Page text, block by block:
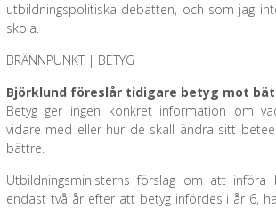
utbildningspolitiska debatten, och som jag
skola.
BRÄNNPUNKT | BETYG
Björklund föreslår tidigare betyg mot
Betyg ger ingen konkret information om
vidare med eller hur de skall ändra sitt
bättre.
Utbildningsministerns förslag om att
endast två år efter att betyg infördes i år 6,